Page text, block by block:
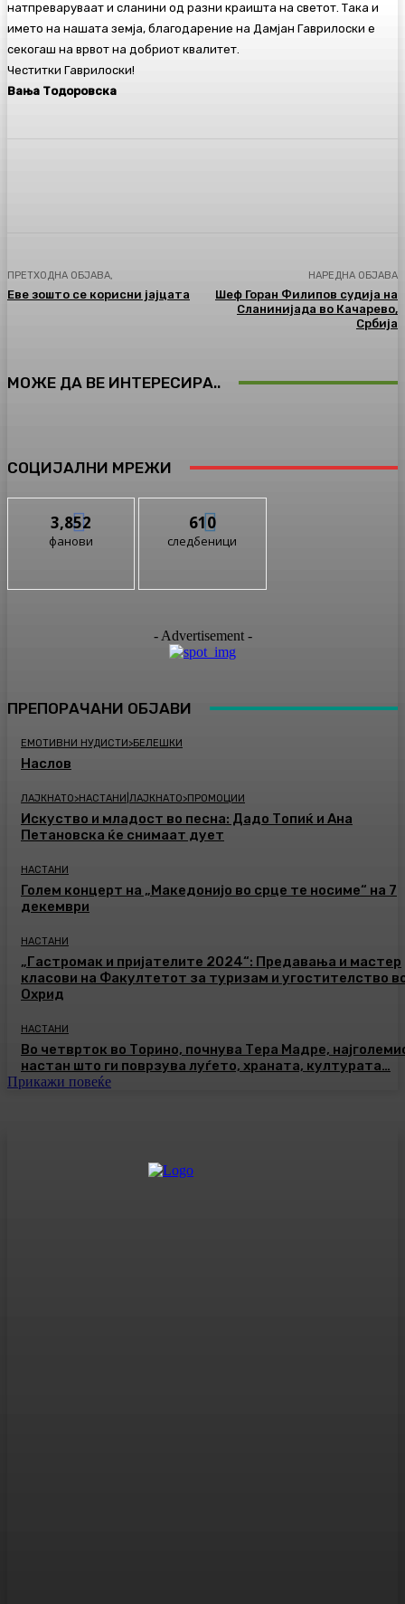
натпреваруваат и сланини од разни краишта на светот. Така и
името на нашата земја, благодарение на Дамјан Гаврилоски е
секогаш на врвот на добриот квалитет.
Честитки Гаврилоски!
Вања Тодоровска
ПРЕТХОДНА ОБЈАВА,
Еве зошто се корисни јајцата
НАРЕДНА ОБЈАВА
Шеф Горан Филипов судија на
Сланинијада во Качарево,
Србија
МОЖЕ ДА ВЕ ИНТЕРЕСИРА..
СОЦИЈАЛНИ МРЕЖИ
3,852
фанови
610
следбеници
- Advertisement -
ПРЕПОРАЧАНИ ОБЈАВИ
ЕМОТИВНИ НУДИСТИ>БЕЛЕШКИ
Наслов
ЛАЈКНАТО>НАСТАНИ|ЛАЈКНАТО>ПРОМОЦИИ
Искуство и младост во песна: Дадо Топиќ и Ана
Петановска ќе снимаат дует
НАСТАНИ
Голем концерт на „Македонијо во срце те носиме“ на 7
декември
НАСТАНИ
„Гастромак и пријателите 2024“: Предавања и мастер
класови на Факултетот за туризам и угостителство
Охрид
НАСТАНИ
Во четврток во Торино, почнува Тера Мадре,
настан што ги поврзува луѓето, храната, културата…
Прикажи повеќе